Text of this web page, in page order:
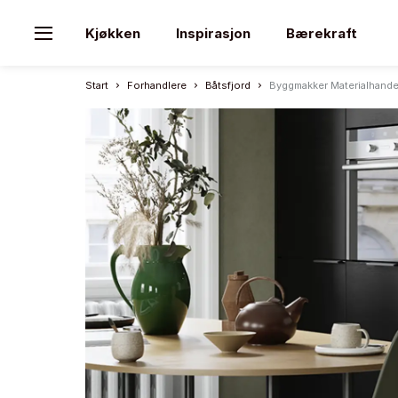
Kjøkken Inspirasjon Bærekraft
Start Forhandlere Båtsfjord Byggmakker